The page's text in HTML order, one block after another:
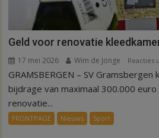
Geld voor renovatie
17 mei 2026 Wim de Jonge Reacties
GRAMSBERGEN – SV
bijdrage van maximaal 300.000
renovatie...
FRONTPAGE Nieuws Sport